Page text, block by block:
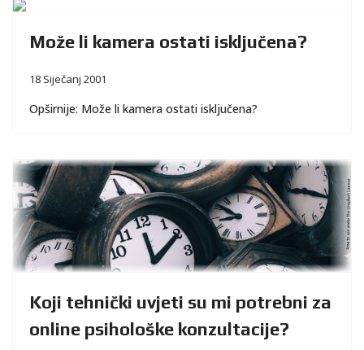
Može li kamera ostati isključena?
18 Siječanj 2001
Opširnije: Može li kamera ostati isključena?
Koji tehnički uvjeti su mi potrebni za
online psihološke konzultacije?